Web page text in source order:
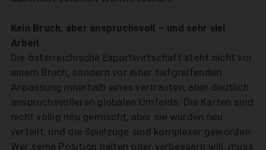
Kein Bruch, aber anspruchsvoll – und sehr viel
Arbeit
Die österreichische Exportwirtschaft steht nicht vor
einem Bruch, sondern vor einer tiefgreifenden
Anpassung innerhalb eines vertrauten, aber deutlich
anspruchsvolleren globalen Umfelds. Die Karten sind
nicht völlig neu gemischt, aber sie wurden neu
verteilt, und die Spielzüge sind komplexer geworden.
Wer seine Position halten oder verbessern will, muss